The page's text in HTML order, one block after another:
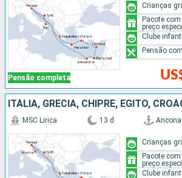
Pensão completa
Crianças
Pacote
preço
Clube
Pensão
ITÁLIA, GRÉCIA, CHIPRE, EGITO,
MSC Lirica 13 d Ancona
Crianças
Pacote
preço
Clube